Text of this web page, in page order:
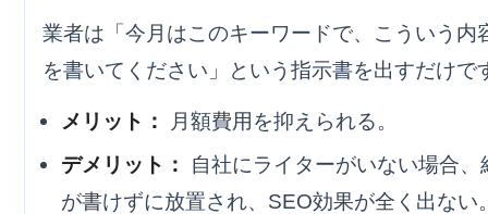
業者は「今月はこのキーワードで、こういう内
を書いてください」という指示書を出すだけで
メリット：
月額費用を抑えられる。
デメリット：
自社にライターがいない場合、
が書けずに放置され、SEO効果が全く出ない